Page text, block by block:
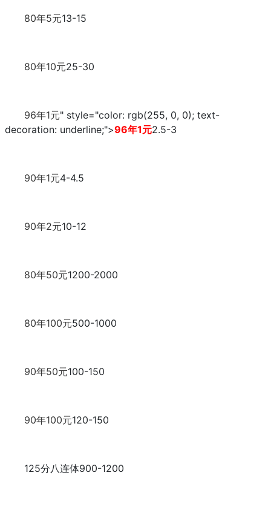
80年5元13-15
80年10元25-30
96年1元" style="color: rgb(255, 0, 0); text-
decoration: underline;">96年1元2.5-3
90年1元4-4.5
90年2元10-12
80年50元1200-2000
80年100元500-1000
90年50元100-150
90年100元120-150
125分八连体900-1200